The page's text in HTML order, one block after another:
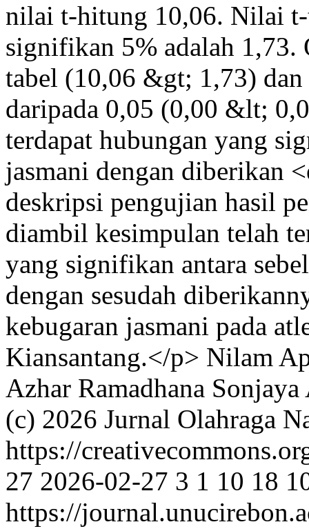
nilai t-hitung 10,06. Nilai t-
signifikan 5% adalah
tabel (10,06 &gt; 1,73)
daripada 0,05 (0,00 &lt;
terdapat hubungan yang
jasmani dengan diberikan
deskripsi pengujian hasil
diambil kesimpulan telah
yang signifikan antara
dengan sesudah
kebugaran jasmani pada
Kiansantang.</p> Nilam
Azhar Ramadhana Sonjaya
(c) 2026 Jurnal Olahraga
https://
27 2026-02-27 3 1 10 18
https://